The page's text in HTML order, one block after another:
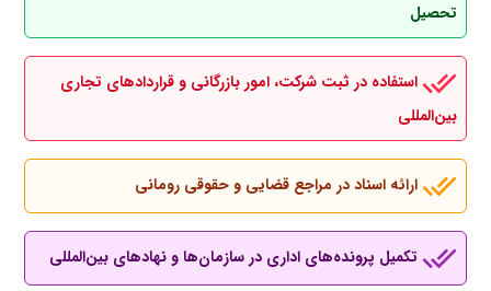
تحصیل
استفاده در ثبت شرکت، امور بازرگانی و قراردادهای تجاری
بین‌المللی
ارائه اسناد در مراجع قضایی و حقوقی رومانی
تکمیل پرونده‌های اداری در سازمان‌ها و نهادهای بین‌المللی